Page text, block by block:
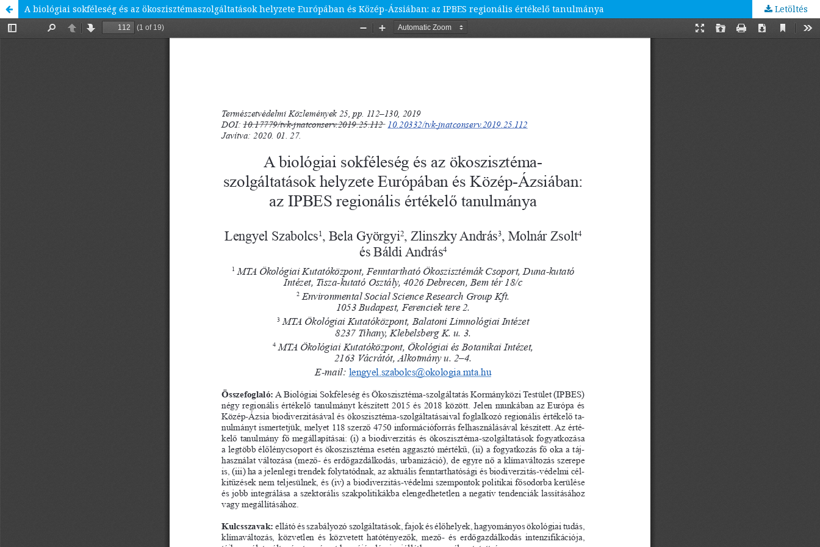
A biológiai sokféleség és az ökoszisztémaszolgáltatások helyzete Európában és Közép-Ázsiában: az IPBES regionális értékelő tanulmánya Letöltés